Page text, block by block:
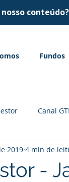
Fundos
Canal
-
2019 4 min de